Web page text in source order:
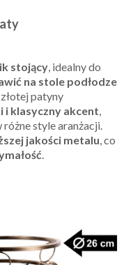
stojący , idealny do
na stole podłodze
patyny
klasyczny akcent
style aranżacji.
jakości metalu , co